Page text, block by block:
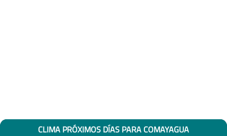
CLIMA PRÓXIMOS DÍAS PARA COMAYAGUA